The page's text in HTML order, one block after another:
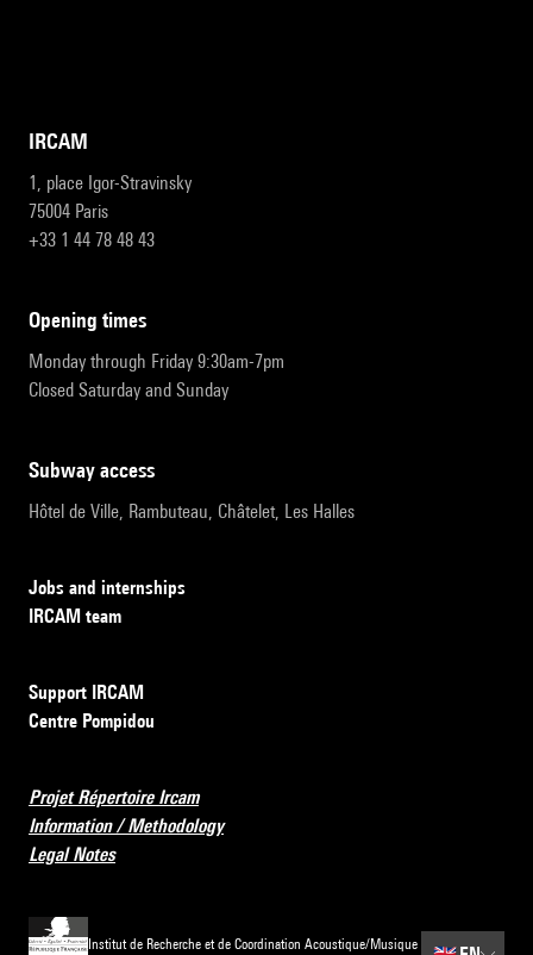
IRCAM
1, place Igor-Stravinsky
75004 Paris
+33 1 44 78 48 43
opening times
Monday through Friday 9:30am-7pm
Closed Saturday and Sunday
subway access
Hôtel de Ville, Rambuteau, Châtelet, Les Halles
Jobs and internships
IRCAM team
Support IRCAM
Centre Pompidou
Projet Répertoire Ircam
Information / Methodology
Legal Notes
Institut de Recherche et de Coordination Acoustique/Musique